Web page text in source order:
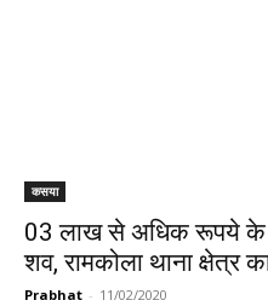
कसया
03 लाख से अधिक रूपये के
शव, रामकोला थाना क्षेत्र
Prabhat - 11/02/2020